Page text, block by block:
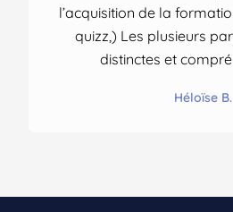
l’acquisition de la
quizz,) Les plusieurs
distinctes et
Héloïse B.